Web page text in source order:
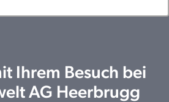
Ihrem Besuch bei
AG Heerbrugg